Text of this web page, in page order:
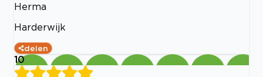
Herma
Harderwijk
delen
10